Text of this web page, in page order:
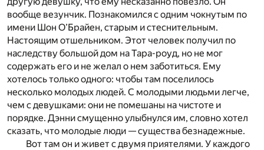
вообще везунчик. Познакомился с одним чокнутым по
имени Шон О’Брайен, старым и стеснительным.
Настоящим отшельником. Этот человек получил по
наследству большой дом на Тара-роуд, но не мог
содержать его и не желал о нем заботиться. Ему
хотелось только одного: чтобы там поселилось
несколько молодых людей. С молодыми людьми легче,
чем с девушками: они не помешаны на чистоте и
порядке. Дэнни смущенно улыбнулся им, словно хотел
сказать, что молодые люди — существа безнадежные.
Вот там он и живет с двумя приятелями. У каждого